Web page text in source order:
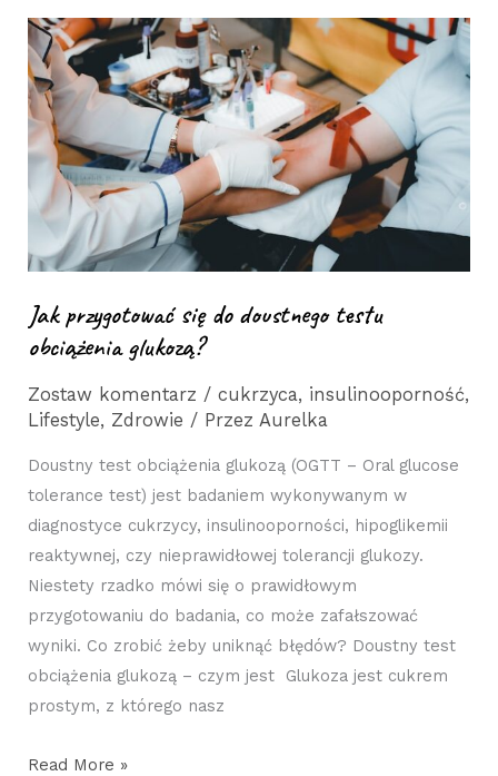
Jak przygotować się do doustnego testu
obciążenia glukozą?
Zostaw komentarz /cukrzyca, insulinooporność,
Lifestyle, Zdrowie / PrzezAurelka
Doustny test obciążenia glukozą (OGTT – Oral glucose
tolerance test) jest badaniem wykonywanym w
diagnostyce cukrzycy, insulinooporności, hipoglikemii
reaktywnej, czy nieprawidłowej tolerancji glukozy.
Niestety rzadko mówi się o prawidłowym
przygotowaniu do badania, co może zafałszować
wyniki. Co zrobić żeby uniknąć błędów? Doustny test
obciążenia glukozą – czym jest Glukoza jest cukrem
prostym, z którego nasz
Jak
przygotować
się
do
doustnego
testu
obciążenia
glukozą?
Read More »